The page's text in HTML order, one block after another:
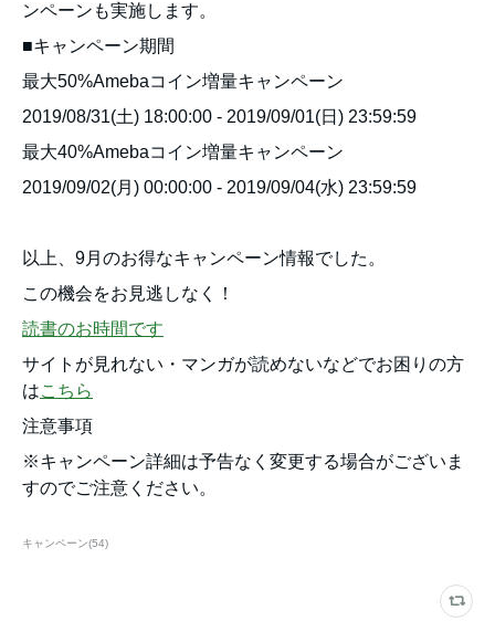
ンペーンも実施します。
■キャンペーン期間
最大50%Amebaコイン増量キャンペーン
2019/08/31(土) 18:00:00 - 2019/09/01(日) 23:59:59
最大40%Amebaコイン増量キャンペーン
2019/09/02(月) 00:00:00 - 2019/09/04(水) 23:59:59
以上、9月のお得なキャンペーン情報でした。
この機会をお見逃しなく！
読書のお時間です
サイトが見れない・マンガが読めないなどでお困りの方
はこちら
注意事項
※キャンペーン詳細は予告なく変更する場合がございま
すのでご注意ください。
キャンペーン(54)